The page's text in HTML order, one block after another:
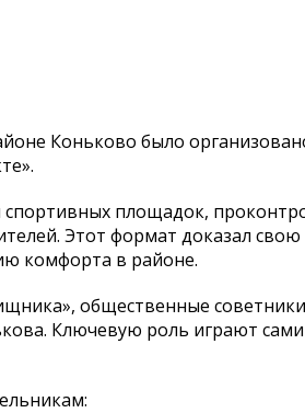
Коньково было
спортивных площадок,
Этот формат доказал свою
комфорта в районе.
общественные
Ключевую роль играют